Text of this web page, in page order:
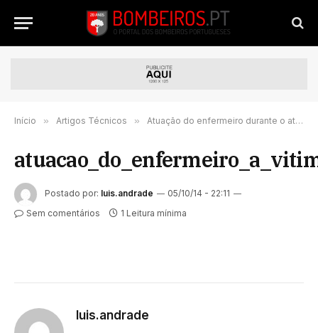
Início » Artigos Técnicos » Atuação do enfermeiro durante o atendimento pré-hospitalar a vítimas de queimaduras
Postado por: luis.andrade
05/10/14 - 22:11
Sem comentários
1 Leitura mínima
luis.andrade